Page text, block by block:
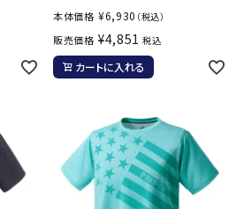
本体価格 ¥6,930 （税込）
販売価格 ¥4,851 税込
カートに入れる